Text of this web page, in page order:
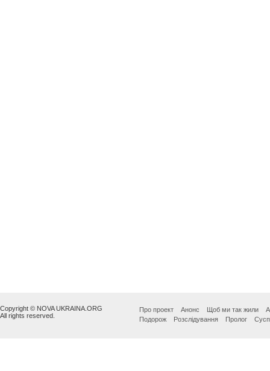
Copyright © NOVA UKRAINA.ORG
All rights reserved.
Про проект Анонс Щоб ми так жили
Подорож
Розслідування Пролог